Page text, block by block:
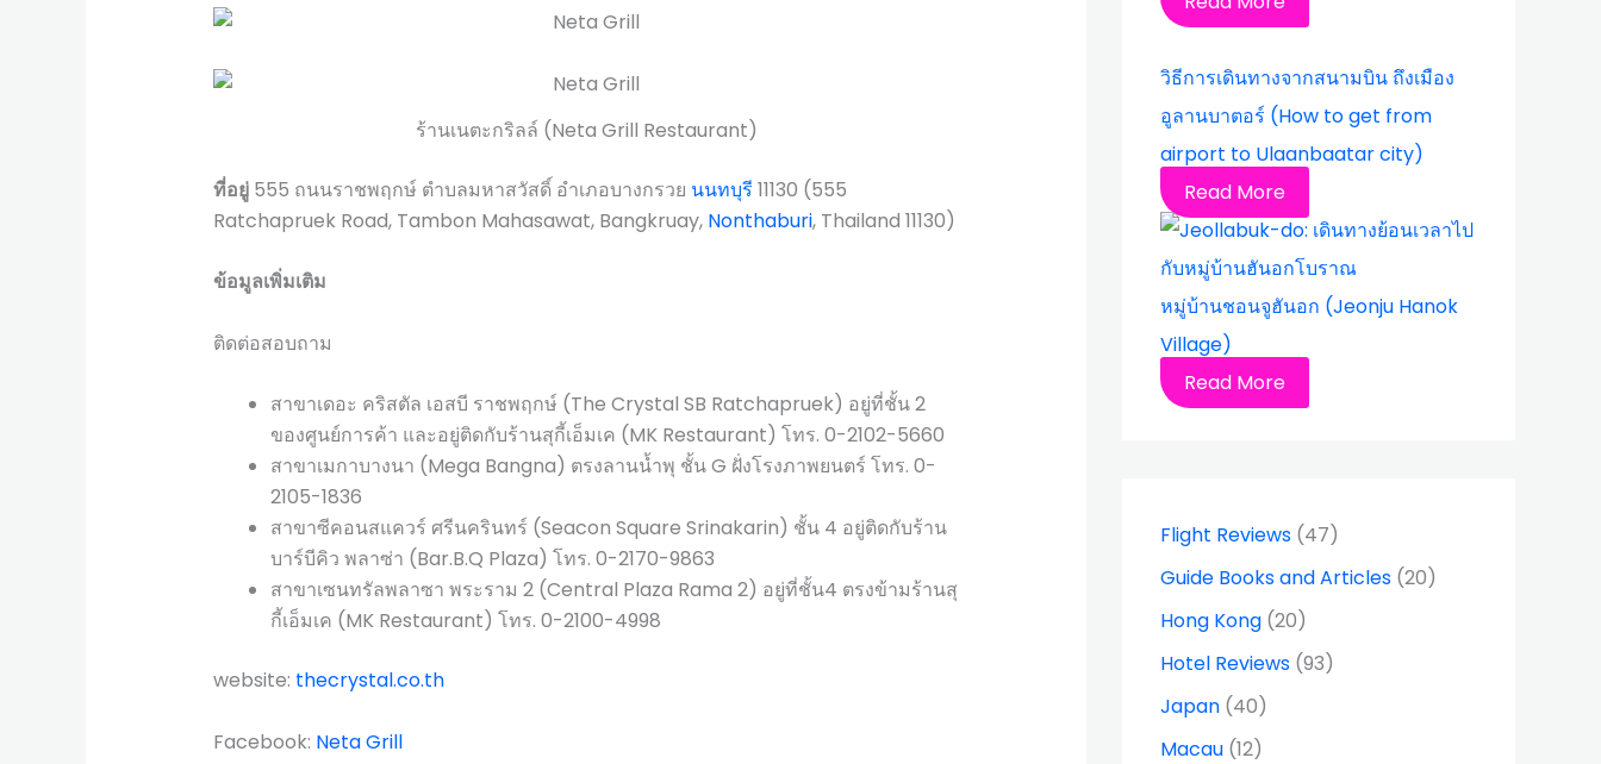
ร้านเนตะกริลล์ (Neta Grill Restaurant)
ที่อยู่555 ถนนราชพฤกษ์ ตำบลมหาสวัสดิ์ อำเภอบางกรวย นนทบุรี 11130 (555
Ratchapruek Road, Tambon Mahasawat, Bangkruay, Nonthaburi, Thailand 11130)
ข้อมูลเพิ่มเติม
ติดต่อสอบถาม
สาขาเดอะ คริสตัล เอสบี ราชพฤกษ์ (The Crystal SB Ratchapruek) อยู่ที่ชั้น 2
ของศูนย์การค้า และอยู่ติดกับร้านสุกี้เอ็มเค (MK Restaurant) โทร. 0-2102-5660
สาขาเมกาบางนา (Mega Bangna) ตรงลานน้ำพุ ชั้น G ฝั่งโรงภาพยนตร์ โทร. 0-
2105-1836
สาขาซีคอนสแควร์ ศรีนครินทร์ (Seacon Square Srinakarin) ชั้น 4 อยู่ติดกับร้าน
บาร์บีคิว พลาซ่า (Bar.B.Q Plaza) โทร. 0-2170-9863
สาขาเซนทรัลพลาซา พระราม 2 (Central Plaza Rama 2) อยู่ที่ชั้น4 ตรงข้ามร้านสุ
กี้เอ็มเค (MK Restaurant) โทร. 0-2100-4998
website: thecrystal.co.th
Facebook: Neta Grill
วิธีการเดินทางจากสนามบิน ถึงเมือง
อูลานบาตอร์ (How to get from
airport to Ulaanbaatar city)
Read More
หมู่บ้านชอนจูฮันอก (Jeonju Hanok
Village)
Read More
Flight Reviews (47)
Guide Books and Articles (20)
Hong Kong (20)
Hotel Reviews (93)
Japan (40)
Macau (12)